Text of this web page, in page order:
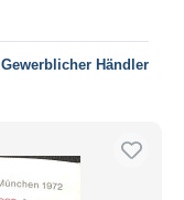
Gewerblicher Händler